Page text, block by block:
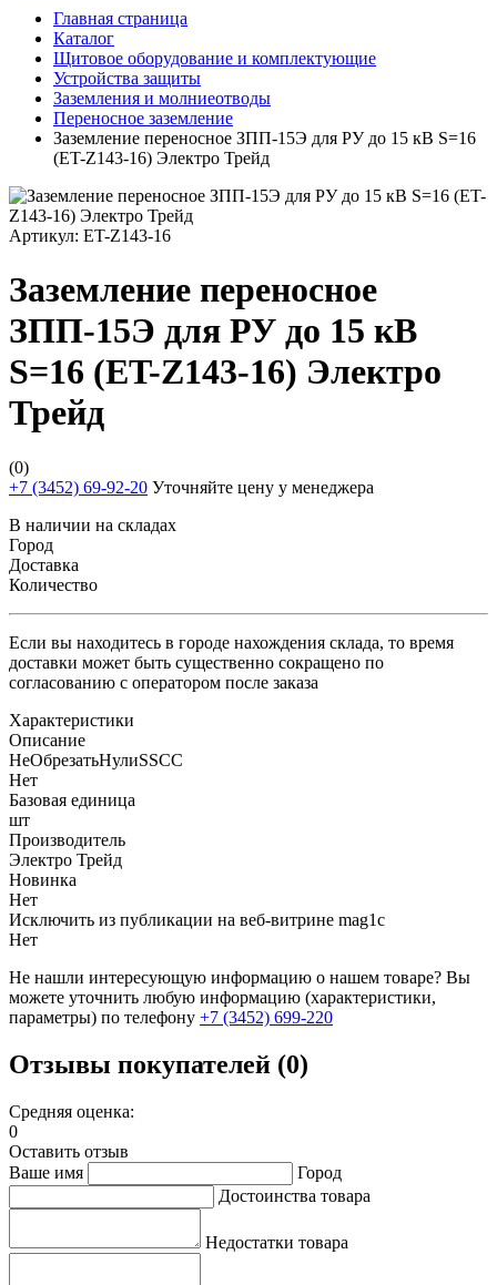
Главная страница
Каталог
Щитовое оборудование и комплектующие
Устройства защиты
Заземления и молниеотводы
Переносное заземление
Заземление переносное ЗПП-15Э для РУ до 15 кВ S=16
(ET-Z143-16) Электро Трейд
Артикул: ET-Z143-16
Заземление переносное
ЗПП-15Э для РУ до 15 кВ
S=16 (ET-Z143-16) Электро
Трейд
(0)
+7 (3452) 69-92-20 Уточняйте цену у менеджера
В наличии на складах
Город
Доставка
Количество
Если вы находитесь в городе нахождения склада, то время
доставки может быть существенно сокращено по
согласованию с оператором после заказа
Характеристики
Описание
НеОбрезатьНулиSSCC
Нет
Базовая единица
шт
Производитель
Электро Трейд
Новинка
Нет
Исключить из публикации на веб-витрине mag1c
Нет
Не нашли интересующую информацию о нашем товаре? Вы
можете уточнить любую информацию (характеристики,
параметры) по телефону +7 (3452) 699-220
Отзывы покупателей (0)
Средняя оценка:
0
Оставить отзыв
Ваше имя
Город
Достоинства товара
Недостатки товара